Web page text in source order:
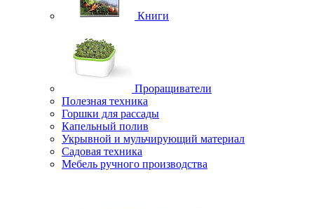
Книги
Проращиватели
Полезная техника
Горшки для рассады
Капельный полив
Укрывной и мульчирующий материал
Садовая техника
Мебель ручного производства